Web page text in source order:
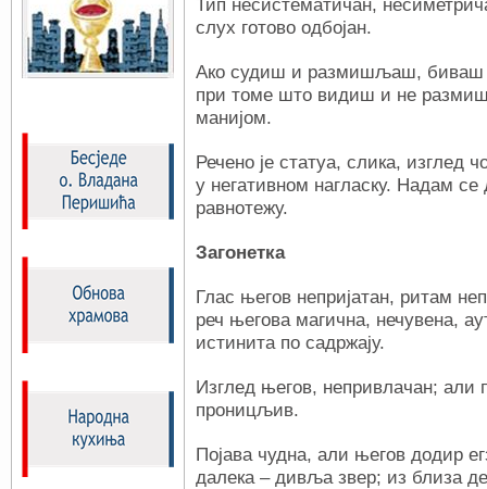
Тип несистематичан,
слух готово одбојан.
Ако судиш и размишљаш, биваш
при томе што видиш и не
манијом.
Речено је статуа, слика, изглед
у негативном нагласку. Надам се
равнотежу.
Загонетка
Глас његов непријатан, ритам
реч његова магична, нечувена,
истинита по садржају.
Изглед његов, непривлачан; али
проницљив.
Појава чудна, али његов додир
далека – дивља звер; из близа